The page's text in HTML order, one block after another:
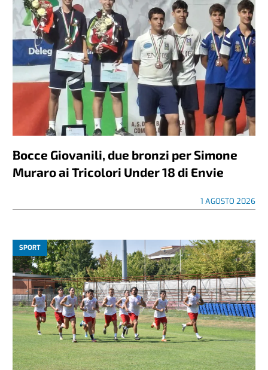
Bocce Giovanili, due bronzi per Simone
Muraro ai Tricolori Under 18 di Envie
1 AGOSTO 2026
SPORT